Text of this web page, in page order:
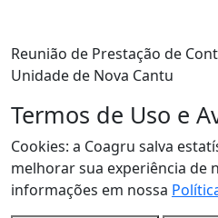
Reunião de Prestação de
Unidade de Nova Cantu
Termos de Uso e
Cookies: a Coagru salva
melhorar sua experiência de
informações em nossa